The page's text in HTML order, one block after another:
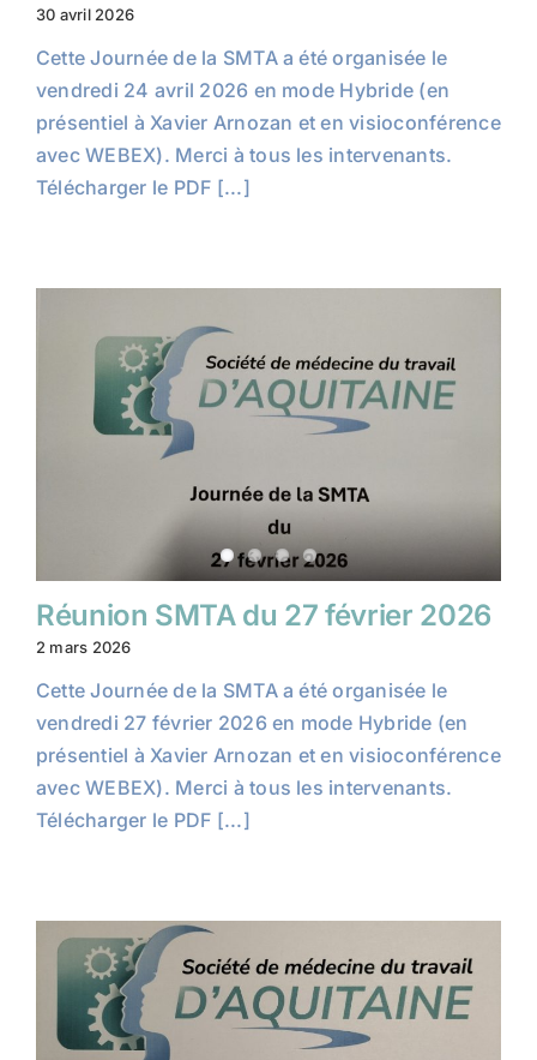
30 avril 2026
Cette Journée de la SMTA a été organisée le
vendredi 24 avril 2026 en mode Hybride (en
présentiel à Xavier Arnozan et en visioconférence
avec WEBEX). Merci à tous les intervenants.
Télécharger le PDF [...]
Réunion SMTA du 27 février 2026
2 mars 2026
Cette Journée de la SMTA a été organisée le
vendredi 27 février 2026 en mode Hybride (en
présentiel à Xavier Arnozan et en visioconférence
avec WEBEX). Merci à tous les intervenants.
Télécharger le PDF [...]